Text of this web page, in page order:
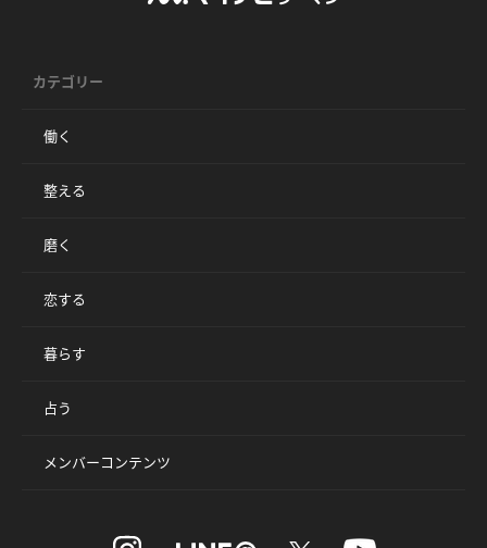
カテゴリー
働く
整える
磨く
恋する
暮らす
占う
メンバーコンテンツ